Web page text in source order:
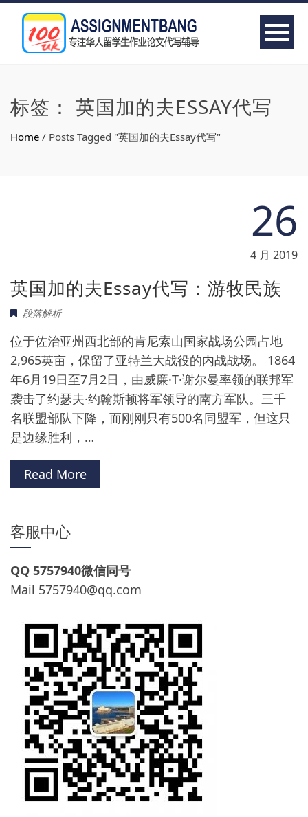
标签： 英国加的夫ESSAY代写
Home / Posts Tagged "英国加的夫Essay代写"
26
4 月 2019
英国加的夫Essay代写：游牧民族
段落解析
位于佐治亚州西北部的肯尼索山国家战场公园占地
2,965英亩，保留了亚特兰大战役的内战战场。 1864
年6月19日至7月2日，由威廉·T·谢尔曼率领的联邦军
袭击了约瑟夫·约翰斯顿将军领导的南方军队。三千
名联盟部队下降，而刚刚只有500名同盟军，但这只
是边缘胜利，…
Read More
客服中心
QQ 5757940微信同号
Mail 5757940@qq.com